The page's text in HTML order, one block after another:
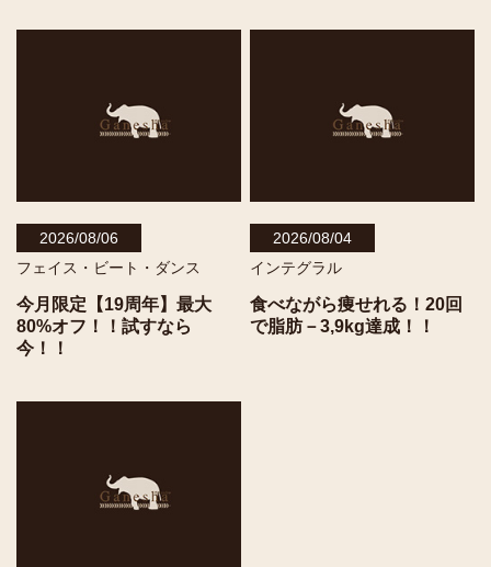
2026/08/06
フェイス・ビート・ダンス
今月限定【19周年】最大
80%オフ！！試すなら
今！！
2026/08/04
インテグラル
食べながら痩せれる！20回
で脂肪－3,9kg達成！！